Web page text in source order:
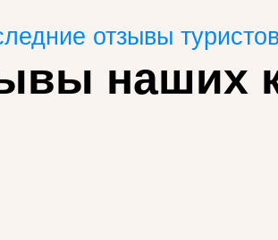
отзывы
наших